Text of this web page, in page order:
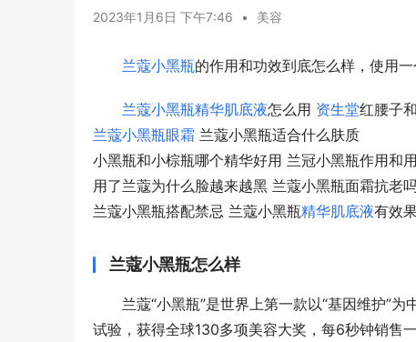
2023年1月6日 下午7:46 • 美容
兰蔻小黑瓶的作用和功效到底怎么样，使用
兰蔻小黑瓶精华肌底液怎么用 资生堂红腰子
兰蔻小黑瓶眼霜 兰蔻小黑瓶适合什么肤质
小黑瓶和小棕瓶哪个精华好用 兰冠小黑瓶作用和
用了兰蔻为什么脸越来越黑 兰蔻小黑瓶面霜抗老
兰蔻小黑瓶搭配禁忌 兰蔻小黑瓶精华肌底液有效
兰蔻小黑瓶怎么样
兰蔻“小黑瓶”是世界上第一款以“基因维护”
试验，获得全球130多项美容大奖，每6秒钟销售一